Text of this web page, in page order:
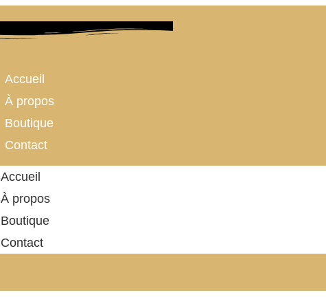
Accueil
À propos
Boutique
Contact
Accueil
À propos
Boutique
Contact